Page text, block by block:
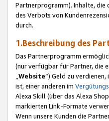
Partnerprogramm). Inhalte, die
des Verbots von
durch.
1.Beschreibung des
Das Partnerprogramm
(nur verfügbar für Partner, die
Website“) Geld zu verdienen,
ist, einer anderen im
Alexa Skill (über das Alexa
markierten Link-Formate
Wenn unsere Kunden die